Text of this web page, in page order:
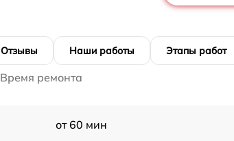
Отзывы Наши работы Этапы работ
Время ремонта
от 60 мин